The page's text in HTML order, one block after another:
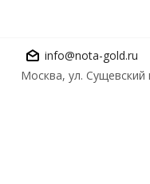
info@nota-gold.ru
Москва, ул. Сущевский